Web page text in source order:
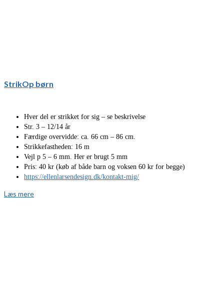
StrikOp børn
Hver del er strikket for sig – se beskrivelse
Str. 3 – 12/14 år
Færdige overvidde: ca. 66 cm – 86 cm.
Strikkefastheden: 16 m
Vejl p 5 – 6 mm. Her er brugt 5 mm
Pris: 40 kr (køb af både barn og voksen 60 kr for begge)
https://ellenlarsendesign.dk/kontakt-mig/
Læs mere